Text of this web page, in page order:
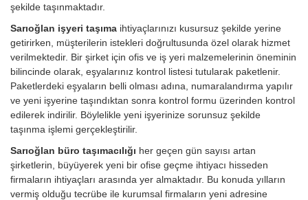
şekilde taşınmaktadır.
Sarıoğlan işyeri taşıma ihtiyaçlarınızı kusursuz şekilde yerine
getirirken, müşterilerin istekleri doğrultusunda özel olarak hizmet
verilmektedir. Bir şirket için ofis ve iş yeri malzemelerinin öneminin
bilincinde olarak, eşyalarınız kontrol listesi tutularak paketlenir.
Paketlerdeki eşyaların belli olması adına, numaralandırma yapılır
ve yeni işyerine taşındıktan sonra kontrol formu üzerinden kontrol
edilerek indirilir. Böylelikle yeni işyerinize sorunsuz şekilde
taşınma işlemi gerçekleştirilir.
Sarıoğlan büro taşımacılığı her geçen gün sayısı artan
şirketlerin, büyüyerek yeni bir ofise geçme ihtiyacı hisseden
firmaların ihtiyaçları arasında yer almaktadır. Bu konuda yılların
vermiş olduğu tecrübe ile kurumsal firmaların yeni adresine